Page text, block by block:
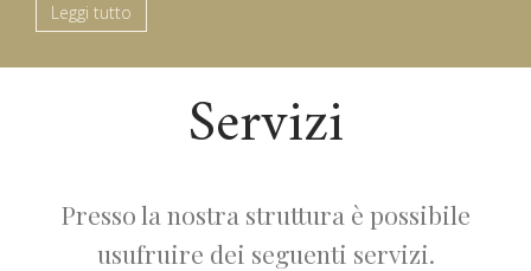
Leggi tutto
Servizi
Presso la nostra struttura è possibile
usufruire dei seguenti servizi.